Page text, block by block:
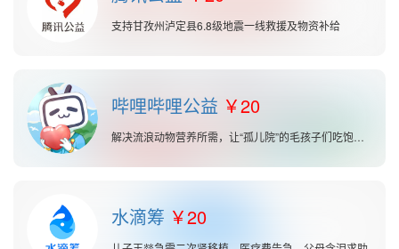
支持甘孜州泸定县6.8级地震一线救援及物资补给
哔哩哔哩公益 20
解决流浪动物营养所需，让“孤儿院”的毛孩子们吃饱穿暖，健健康康走进新家。
水滴筹 20